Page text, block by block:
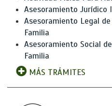
Asesoramiento Jurídico
Asesoramiento Legal
Familia
Asesoramiento Social
Familia
MÁS TRÁMITES